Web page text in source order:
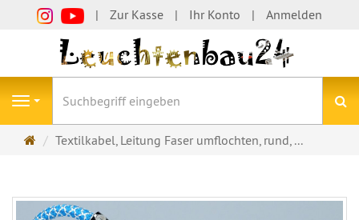
Zur Kasse Ihr Konto Anmelden
Navigation
Startseite
Textilkabel, Leitung Faser umflochten, rund, ...